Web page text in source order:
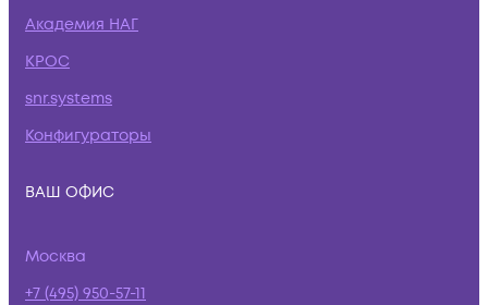
Академия НАГ
КРОС
snr.systems
Конфигураторы
ВАШ ОФИС
Москва
+7 (495) 950-57-11